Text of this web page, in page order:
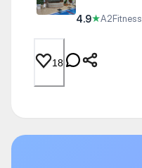
4.9★A2Fitness
18